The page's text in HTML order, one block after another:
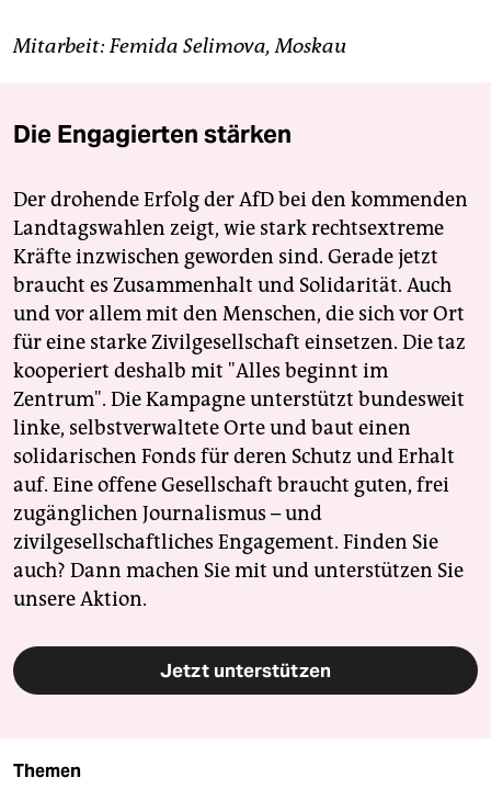
Mitarbeit: Femida Selimova, Moskau
Die Engagierten stärken
Der drohende Erfolg der AfD bei den kommenden
Landtagswahlen zeigt, wie stark rechtsextreme
Kräfte inzwischen geworden sind. Gerade jetzt
braucht es Zusammenhalt und Solidarität. Auch
und vor allem mit den Menschen, die sich vor Ort
für eine starke Zivilgesellschaft einsetzen. Die taz
kooperiert deshalb mit "Alles beginnt im
Zentrum". Die Kampagne unterstützt bundesweit
linke, selbstverwaltete Orte und baut einen
solidarischen Fonds für deren Schutz und Erhalt
auf. Eine offene Gesellschaft braucht guten, frei
zugänglichen Journalismus – und
zivilgesellschaftliches Engagement. Finden Sie
auch? Dann machen Sie mit und unterstützen Sie
unsere Aktion.
Jetzt unterstützen
Themen